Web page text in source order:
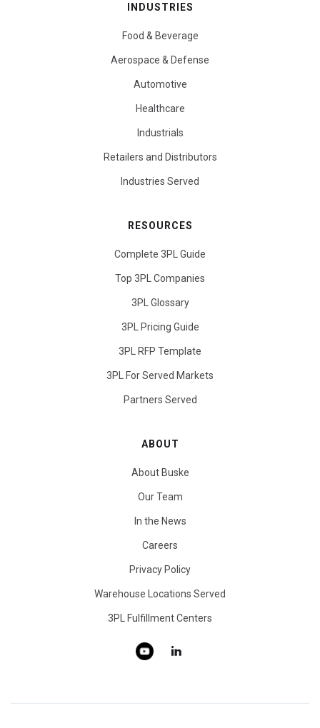
INDUSTRIES
Food & Beverage
Aerospace & Defense
Automotive
Healthcare
Industrials
Retailers and Distributors
Industries Served
RESOURCES
Complete 3PL Guide
Top 3PL Companies
3PL Glossary
3PL Pricing Guide
3PL RFP Template
3PL For Served Markets
Partners Served
ABOUT
About Buske
Our Team
In the News
Careers
Privacy Policy
Warehouse Locations Served
3PL Fulfillment Centers